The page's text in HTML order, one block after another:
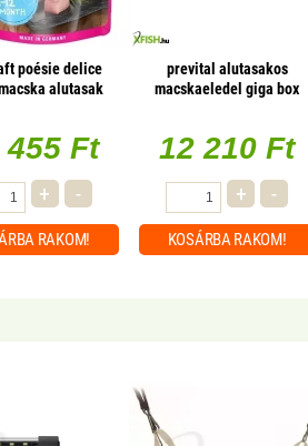
poésie delice
alutasak
455 Ft
+ -
RAKOM!
prevital alutasakos
macskaeledel giga box
12 210 Ft
+ -
KOSÁRBA RAKOM!